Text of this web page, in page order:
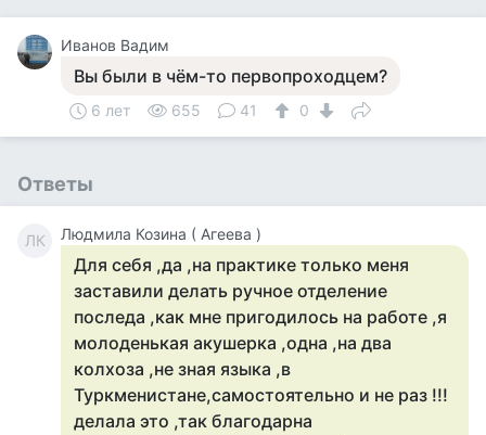
Иванов Вадим
Вы были в чём-то первопроходцем?
6 лет 655 41 0
Ответы
ЛК Людмила Козина ( Агеева )
Для себя ,да ,на практике только меня
заставили делать ручное отделение
последа ,как мне пригодилось на работе ,я
молоденькая акушерка ,одна ,на два
колхоза ,не зная языка ,в
Туркменистане,самостоятельно и не раз !!!
делала это ,так благодарна